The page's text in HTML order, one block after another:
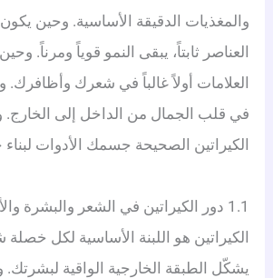
والمغذيات الدقيقة الأساسية. وحين يكون
العناصر ثابتاً، يبقى النمو قوياً ومرناً.
العلامات أولاً غالباً في شعرك وأظافرك.
في قلب الجمال من الداخل إلى الخارج.
الكيراتين الصحيحة جسمك الأدوات لبناء
1.1 دور الكيراتين في الشعر والبشرة والأظافر
الكيراتين هو اللبنة الأساسية لكل خصلة
يشكّل الطبقة الخارجية الواقية لبشرتك.